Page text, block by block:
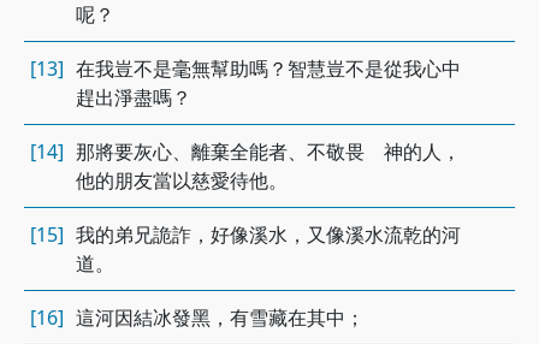
呢？
[13] 在我豈不是毫無幫助嗎？智慧豈不是從我心中
趕出淨盡嗎？
[14] 那將要灰心、離棄全能者、不敬畏 神的人，
他的朋友當以慈愛待他。
[15] 我的弟兄詭詐，好像溪水，又像溪水流乾的河
道。
[16] 這河因結冰發黑，有雪藏在其中；